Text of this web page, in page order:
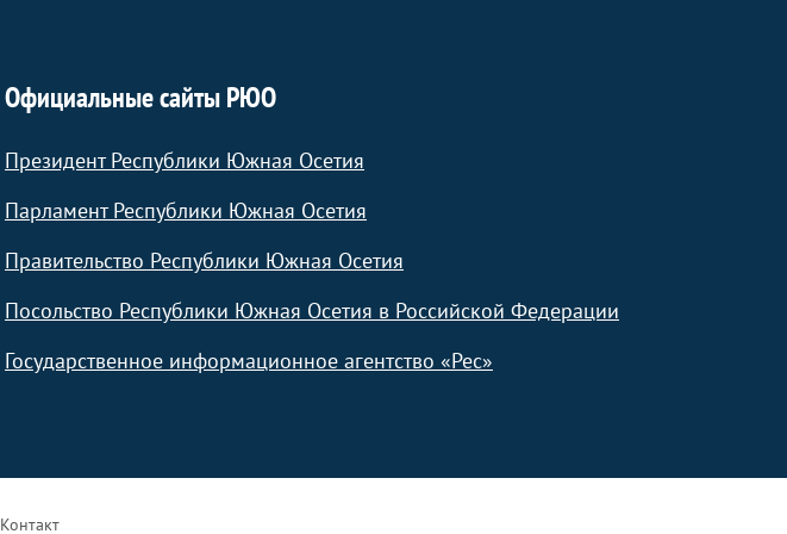
Официальные сайты РЮО
Президент Республики Южная Осетия
Парламент Республики Южная Осетия
Правительство Республики Южная Осетия
Посольство Республики Южная Осетия в Российской Федерации
Государственное информационное агентство «Рес»
Контакт